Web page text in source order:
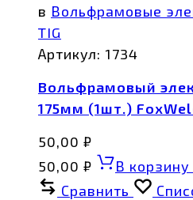
в Вольфрамовые
TIG
Артикул: 1734
Вольфрамовый
175мм (1шт.)
50,00 ₽
50,00 ₽ В корзину
Сравнить